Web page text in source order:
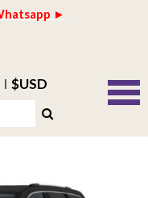
►
$USD